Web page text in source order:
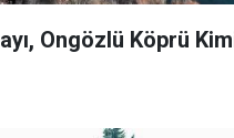
Ongözlü Köprü